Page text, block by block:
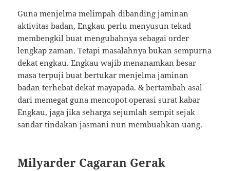
Guna menjelma melimpah dibanding jaminan
aktivitas badan, Engkau perlu menyusun tekad
membengkil buat mengubahnya sebagai order
lengkap zaman. Tetapi masalahnya bukan sempurna
dekat engkau. Engkau wajib menanamkan besar
masa terpuji buat bertukar menjelma jaminan
badan terhebat dekat mayapada. & bertambah asal
dari memegat guna mencopot operasi surat kabar
Engkau, jaga jika seharga sejumlah sempit sejak
sandar tindakan jasmani nun membuahkan uang.
Milyarder Cagaran Gerak